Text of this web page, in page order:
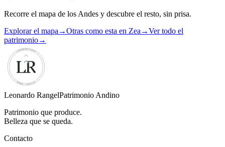
Recorre el mapa de los Andes y descubre el resto, sin prisa.
Explorar el mapa →Otras como esta en Zea →Ver todo el
patrimonio→
Leonardo RangelPatrimonio Andino
Patrimonio que produce.
Belleza que se queda.
Contacto